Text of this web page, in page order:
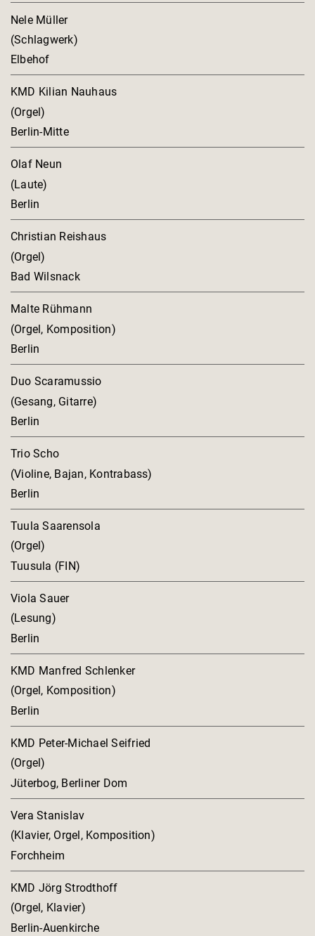
Nele Müller
(Schlagwerk)
Elbehof
KMD Kilian Nauhaus
(Orgel)
Berlin-Mitte
Olaf Neun
(Laute)
Berlin
Christian Reishaus
(Orgel)
Bad Wilsnack
Malte Rühmann
(Orgel, Komposition)
Berlin
Duo Scaramussio
(Gesang, Gitarre)
Berlin
Trio Scho
(Violine, Bajan, Kontrabass)
Berlin
Tuula Saarensola
(Orgel)
Tuusula (FIN)
Viola Sauer
(Lesung)
Berlin
KMD Manfred Schlenker
(Orgel, Komposition)
Berlin
KMD Peter-Michael Seifried
(Orgel)
Jüterbog, Berliner Dom
Vera Stanislav
(Klavier, Orgel, Komposition)
Forchheim
KMD Jörg Strodthoff
(Orgel, Klavier)
Berlin-Auenkirche